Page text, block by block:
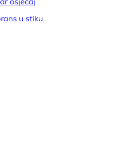
osjećaj
u stiku